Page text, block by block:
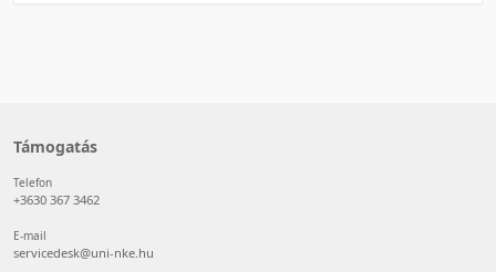
Támogatás
Telefon
+3630 367 3462
E-mail
servicedesk@uni-nke.hu